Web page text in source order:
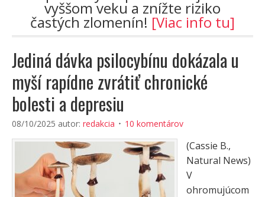
vyššom veku a znížte riziko
častých zlomenín! [Viac info tu]
Jediná dávka psilocybínu dokázala u
myší rapídne zvrátiť chronické
bolesti a depresiu
08/10/2025 autor: redakcia 10 komentárov
(Cassie B.,
Natural News)
V
ohromujúcom